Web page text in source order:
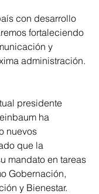
con desarrollo
fortaleciendo
y
administración.
presidente
ha
nuevos
que la
mandato en tareas
Gobernación,
y Bienestar.